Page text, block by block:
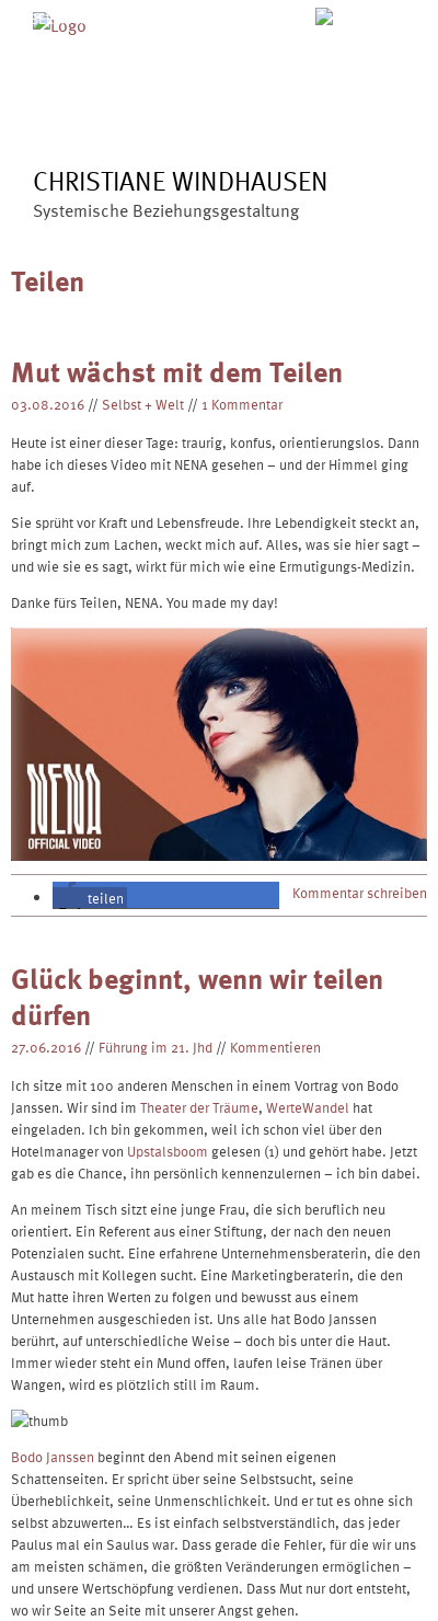
CHRISTIANE WINDHAUSEN
Systemische Beziehungsgestaltung
ÜBER MICH
Teilen
Mut wächst mit dem Teilen
03.08.2016 // Selbst + Welt // 1 Kommentar
Heute ist einer dieser Tage: traurig, konfus, orientierungslos. Dann
habe ich dieses Video mit NENA gesehen – und der Himmel ging
auf.
Sie sprüht vor Kraft und Lebensfreude. Ihre Lebendigkeit steckt an,
bringt mich zum Lachen, weckt mich auf. Alles, was sie hier sagt –
und wie sie es sagt, wirkt für mich wie eine Ermutigungs-Medizin.
Danke fürs Teilen, NENA. You made my day!
teilen
Kommentar schreiben
Glück beginnt, wenn wir teilen
dürfen
27.06.2016 // Führung im 21. Jhd // Kommentieren
Ich sitze mit 100 anderen Menschen in einem Vortrag von Bodo
Janssen. Wir sind im Theater der Träume, WerteWandel hat
eingeladen. Ich bin gekommen, weil ich schon viel über den
Hotelmanager von Upstalsboom gelesen (1) und gehört habe. Jetzt
gab es die Chance, ihn persönlich kennenzulernen – ich bin dabei.
An meinem Tisch sitzt eine junge Frau, die sich beruflich neu
orientiert. Ein Referent aus einer Stiftung, der nach den neuen
Potenzialen sucht. Eine erfahrene Unternehmensberaterin, die den
Austausch mit Kollegen sucht. Eine Marketingberaterin, die den
Mut hatte ihren Werten zu folgen und bewusst aus einem
Unternehmen ausgeschieden ist. Uns alle hat Bodo Janssen
berührt, auf unterschiedliche Weise – doch bis unter die Haut.
Immer wieder steht ein Mund offen, laufen leise Tränen über
Wangen, wird es plötzlich still im Raum.
Bodo Janssen beginnt den Abend mit seinen eigenen
Schattenseiten. Er spricht über seine Selbstsucht, seine
Überheblichkeit, seine Unmenschlichkeit. Und er tut es ohne sich
selbst abzuwerten… Es ist einfach selbstverständlich, das jeder
Paulus mal ein Saulus war. Dass gerade die Fehler, für die wir uns
am meisten schämen, die größten Veränderungen ermöglichen –
und unsere Wertschöpfung verdienen. Dass Mut nur dort entsteht,
wo wir Seite an Seite mit unserer Angst gehen.